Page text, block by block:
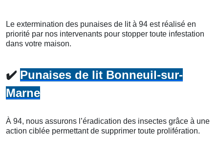
Le extermination des punaises de lit à 94 est réalisé en
priorité par nos intervenants pour stopper toute infestation
dans votre maison.
✔️ Punaises de lit Bonneuil-sur-
Marne
À 94, nous assurons l’éradication des insectes grâce à une
action ciblée permettant de supprimer toute prolifération.